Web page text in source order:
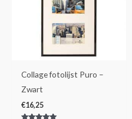
Collage fotolijst Puro –
Zwart
€16,25